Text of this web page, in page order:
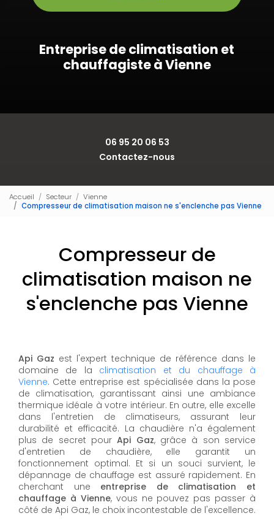
Entreprise de climatisation et
chauffagiste à Vienne
06 95 20 06 53
Contactez-nous
Accueil Secteur
Vienne
Compresseur de climatisation maison ne s'enclenche pas Vienne
Compresseur de
climatisation maison ne
s'enclenche pas Vienne
Api Gaz est l'expert technique de référence dans le
domaine de la climatisation et du chauffage à
Vienne. Cette entreprise est spécialisée dans la pose
de climatisation, garantissant ainsi une ambiance
thermique idéale à votre intérieur. En outre, elle excelle
dans l'entretien de climatiseurs, assurant leur
durabilité et efficacité. La chaudière n'a également
plus de secret pourApi Gaz, grâce à son service
d'entretien de chaudière, elle garantit un
fonctionnement optimal. Et si un souci survient, le
dépannage de chauffage est assuré rapidement. En
cherchant une entreprise de climatisation et
chauffage à Vienne, vous ne pouvez pas passer à
côté de Api Gaz, le choix incontestable de l'excellence.